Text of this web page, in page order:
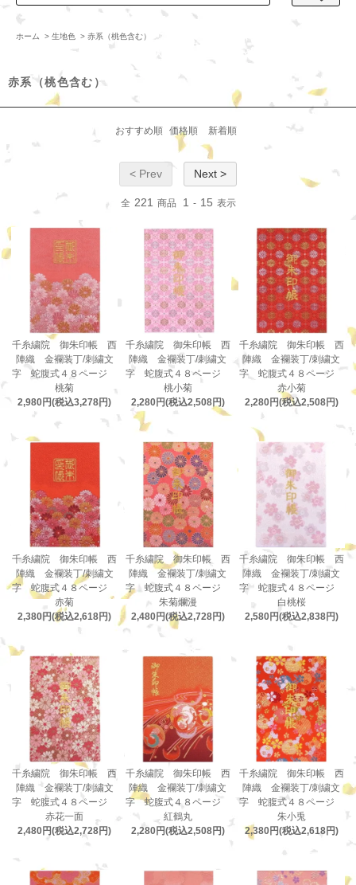
ホーム > 生地色 > 赤系（桃色含む）
赤系（桃色含む）
おすすめ順 価格順 新着順
< Prev Next >
全 221 商品 1 - 15 表示
千糸繍院 御朱印帳 西
陣織 金襴装丁/刺繍文
字 蛇腹式４８ページ
桃菊
2,980円(税込3,278円)
千糸繍院 御朱印帳 西
陣織 金襴装丁/刺繍文
字 蛇腹式４８ページ
桃小菊
2,280円(税込2,508円)
千糸繍院 御朱印帳 西
陣織 金襴装丁/刺繍文
字 蛇腹式４８ページ
赤小菊
2,280円(税込2,508円)
千糸繍院 御朱印帳 西
陣織 金襴装丁/刺繍文
字 蛇腹式４８ページ
赤菊
2,380円(税込2,618円)
千糸繍院 御朱印帳 西
陣織 金襴装丁/刺繍文
字 蛇腹式４８ページ
朱菊爛漫
2,480円(税込2,728円)
千糸繍院 御朱印帳 西
陣織 金襴装丁/刺繍文
字 蛇腹式４８ページ
白桃桜
2,580円(税込2,838円)
千糸繍院 御朱印帳 西
陣織 金襴装丁/刺繍文
字 蛇腹式４８ページ
赤花一面
2,480円(税込2,728円)
千糸繍院 御朱印帳 西
陣織 金襴装丁/刺繍文
字 蛇腹式４８ページ
紅鶴丸
2,280円(税込2,508円)
千糸繍院 御朱印帳 西
陣織 金襴装丁/刺繍文
字 蛇腹式４８ページ
朱小兎
2,380円(税込2,618円)